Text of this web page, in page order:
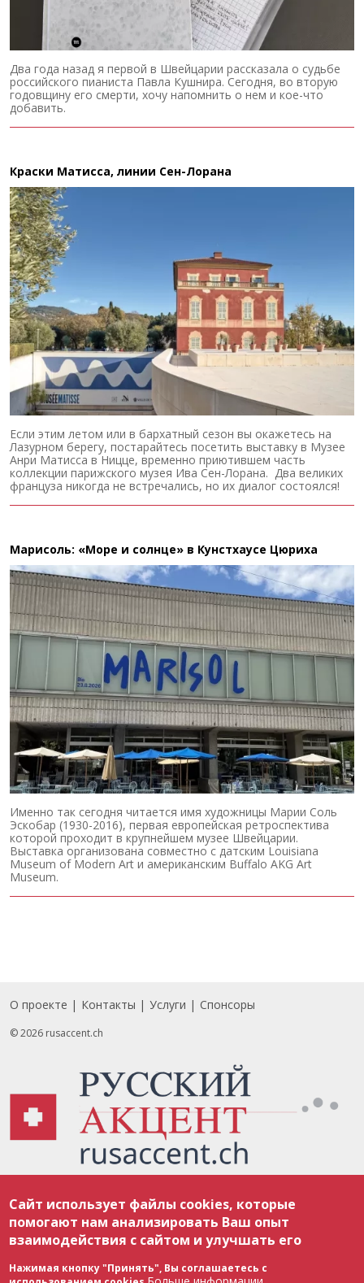
Два года назад я первой в Швейцарии рассказала о судьбе
российского пианиста Павла Кушнира. Сегодня, во вторую
годовщину его смерти, хочу напомнить о нем и кое-что
добавить.
Краски Матисса, линии Сен-Лорана
Если этим летом или в бархатный сезон вы окажетесь на
Лазурном берегу, постарайтесь посетить выставку в Музее
Анри Матисса в Ницце, временно приютившем часть
коллекции парижского музея Ива Сен-Лорана. Два великих
француза никогда не встречались, но их диалог состоялся!
Марисоль: «Море и солнце» в Кунстхаусе Цюриха
Именно так сегодня читается имя художницы Марии Соль
Эскобар (1930-2016), первая европейская ретроспектива
которой проходит в крупнейшем музее Швейцарии.
Выставка организована совместно с датским Louisiana
Museum of Modern Art и американским Buffalo AKG Art
Museum.
Footer
О проекте Контакты Услуги Спонсоры
© 2026 rusaccent.ch
соответствии с законодательством Швейцарии об авторском праве и
международными соглашениями. Полное или частичное использование
материалов возможно только с разрешения редакции. В случае полного
или частичного воспроизведения материалов сайта rusaccent.ch,
ОБЯЗАТЕЛЬНА АКТИВНАЯ ГИПЕРССЫЛКА на конкретный заимствованный
текст. Фотоизображения, размещенные редакцией rusaccent.ch, являются
ее исключительной собственностью. Полное или частичное
Сайт использует файлы cookies, которые
помогают нам анализировать Ваш опыт
взаимодействия с сайтом и улучшать его
Нажимая кнопку "Принять", Вы соглашаетесь с